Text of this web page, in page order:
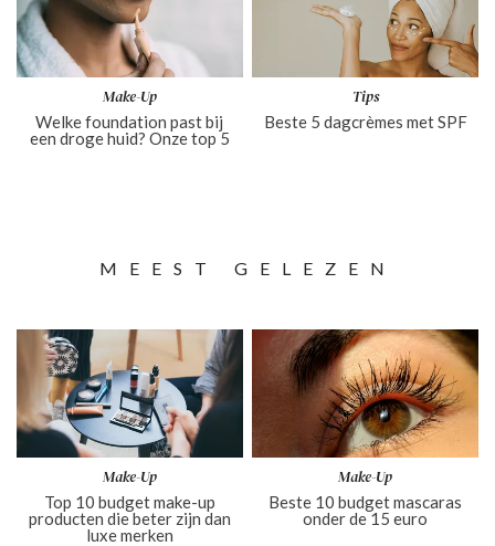
Make-Up
Welke foundation past bij
een droge huid? Onze top 5
Tips
Beste 5 dagcrèmes met SPF
MEEST GELEZEN
Make-Up
Top 10 budget make-up
producten die beter zijn dan
luxe merken
Make-Up
Beste 10 budget mascaras
onder de 15 euro